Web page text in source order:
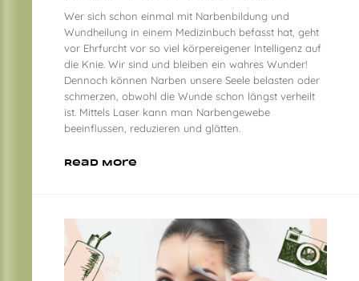
Wer sich schon einmal mit Narbenbildung und
Wundheilung in einem Medizinbuch befasst hat, geht
vor Ehrfurcht vor so viel körpereigener Intelligenz auf
die Knie. Wir sind und bleiben ein wahres Wunder!
Dennoch können Narben unsere Seele belasten oder
schmerzen, obwohl die Wunde schon längst verheilt
ist. Mittels Laser kann man Narbengewebe
beeinflussen, reduzieren und glätten.
Read More